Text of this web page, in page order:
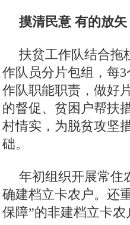
摸清民意 有的放矢
扶贫工作队结合拖
作队员分片包组，每
作队职能职责，做好
的督促、贫困户帮扶
村情实，为脱贫攻坚
础。
年初组织开展常住
确建档立卡农户。还
保障”的非建档立卡农